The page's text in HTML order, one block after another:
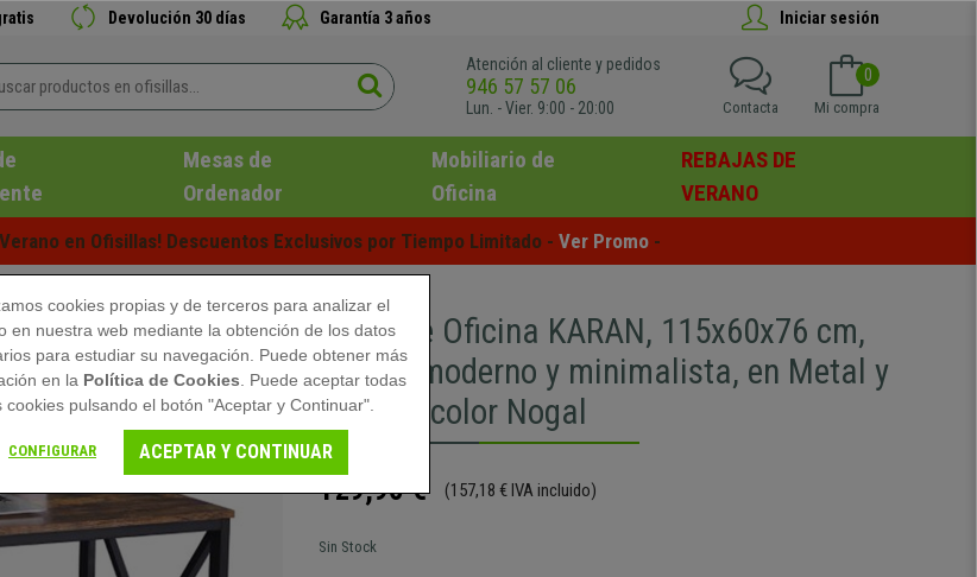
Devolución 30 días Garantía 3 años Iniciar sesión
Atención al cliente y pedidos
946 57 57 06
Lun. - Vier. 9:00 - 20:00
0
Mi compra
Contacta
Mesas de
Ordenador
Mobiliario de
Oficina
REBAJAS DE
VERANO
en Ofisillas! Descuentos Exclusivos por Tiempo Limitado - Ver Promo -
Mesa de Oficina KARAN, 115x60x76 cm,
Diseño moderno y minimalista, en Metal y
Madera color Nogal
129,90 € (157,18 € IVA incluido)
Sin Stock
cookies propias y de terceros para analizar el
en nuestra web mediante la obtención de los datos
para estudiar su navegación. Puede obtener más
en la Política de Cookies . Puede aceptar todas
cookies pulsando el botón "Aceptar y Continuar".
CONFIGURAR ACEPTAR Y CONTINUAR